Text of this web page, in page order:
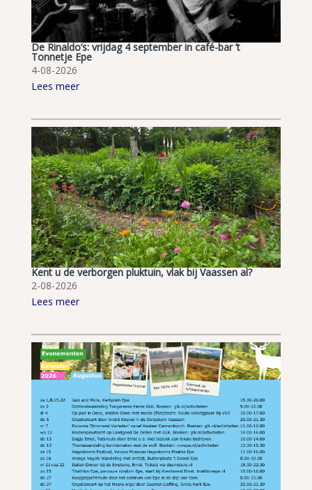
De Rinaldo’s: vrijdag 4 september in café-bar ’t
Tonnetje Epe
4-08-2026
Lees meer
Kent u de verborgen pluktuin, vlak bij Vaassen al?
2-08-2026
Lees meer